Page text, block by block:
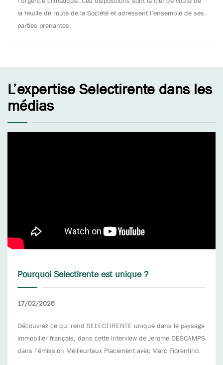
la feuille de route de la Société et adressent l’ensemble de ses
parties prenantes.
L’expertise Selectirente dans les
médias
Pourquoi Selectirente est unique ?
17/02/2026
Découvrez ce qui rend SELECTIRENTE unique dans le paysage
immobilier français, dans cette interview de Jerome DESCAMPS
dans l’émission Meilleurtaux Placement avec Marc Fiorentino.